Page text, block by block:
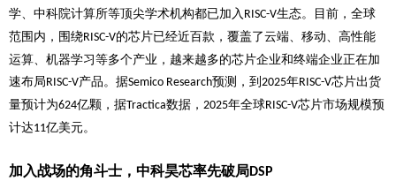
学、中科院计算所等顶尖学术机构都已加入 RISC-V生态。目前，全球
范围内，围绕RISC-V的芯片已经近百款，覆盖了云端、移动、高性能
运算、机器学习等多个产业，越来越多的芯片企业和终端企业正在加
速布局RISC-V产品。据Semico Research预测，到 2025年RISC-V芯片出货
量预计为624亿颗，据Tractica数据， 2025年全球RISC-V芯片市场规模预
计达11亿美元。
加入战场的角斗士，中科昊芯率先破局DSP